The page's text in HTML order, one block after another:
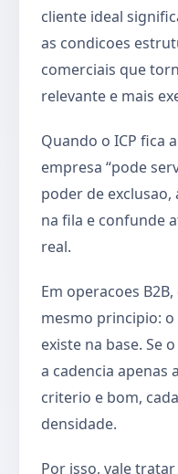
cliente ideal
as condicoes
comerciais que
relevante e mais
Quando o ICP fica
empresa “pode
poder de
na fila e confunde
real.
Em operacoes
mesmo principio:
existe na base. Se
a cadencia apenas
criterio e bom,
densidade.
Por isso, vale